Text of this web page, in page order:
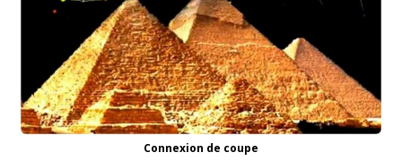
Connexion de coupe